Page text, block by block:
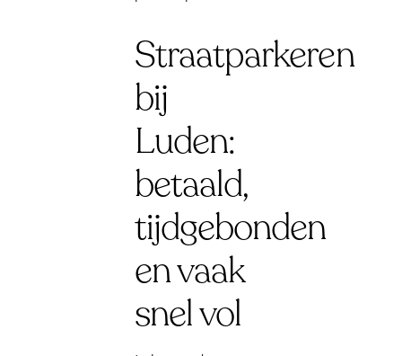
Straatparkeren
bij
Luden:
betaald,
tijdgebonden
en vaak
snel vol